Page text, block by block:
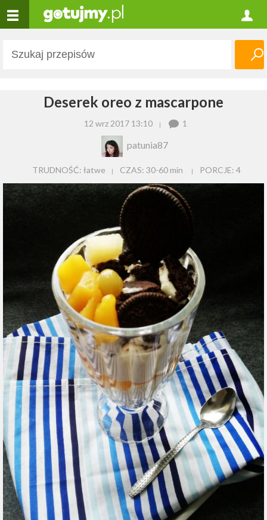
Deserek oreo z mascarpone
12 wrz 2017 13:10 1
patunia87
TRUDNOŚĆ: łatwe CZAS:30-60 min PORCJE: 4